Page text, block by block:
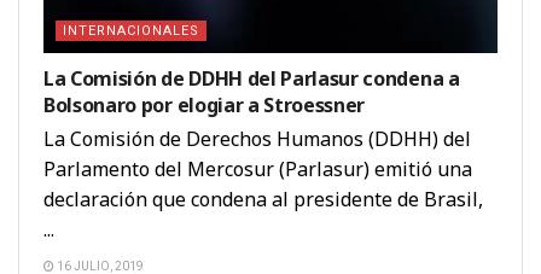
INTERNACIONALES
La Comisión de DDHH del Parlasur condena a
Bolsonaro por elogiar a Stroessner
La Comisión de Derechos Humanos (DDHH) del
Parlamento del Mercosur (Parlasur) emitió una
declaración que condena al presidente de Brasil,
...
16 JULIO, 2019